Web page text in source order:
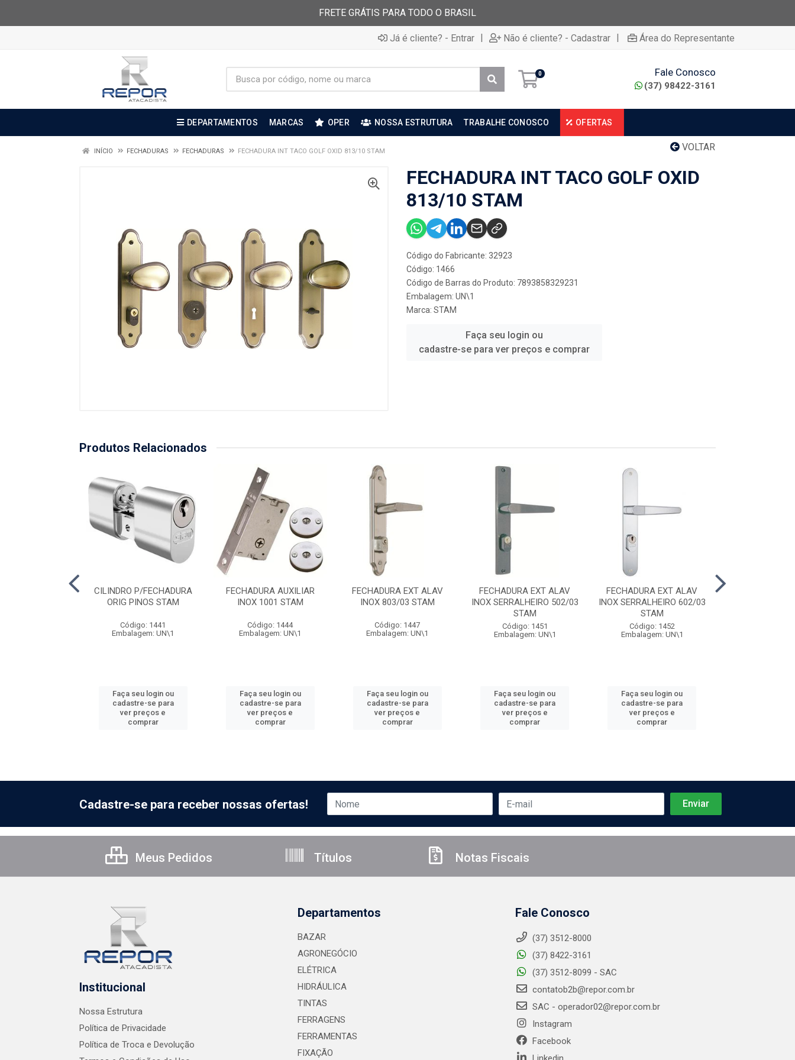
FRETE GRÁTIS PARA TODO O BRASIL
Já é cliente? - Entrar | Não é cliente? - Cadastrar | Área do Representante
0 Fale Conosco
(37) 98422-3161
DEPARTAMENTOS MARCAS OPER NOSSA ESTRUTURA TRABALHE CONOSCO OFERTAS
VOLTAR
INÍCIO FECHADURAS FECHADURAS FECHADURA INT TACO GOLF OXID 813/10 STAM
FECHADURA INT TACO GOLF OXID
813/10 STAM
Código do Fabricante: 32923
Código: 1466
Código de Barras do Produto: 7893858329231
Embalagem: UN\1
Marca: STAM
Faça seu login ou
cadastre-se para ver preços e comprar
Produtos Relacionados
CILINDRO P/FECHADURA
ORIG PINOS STAM
Código: 1441
Embalagem: UN\1
Faça seu login ou
cadastre-se para
ver preços e
comprar
FECHADURA AUXILIAR
INOX 1001 STAM
Código: 1444
Embalagem: UN\1
Faça seu login ou
cadastre-se para
ver preços e
comprar
FECHADURA EXT ALAV
INOX 803/03 STAM
Código: 1447
Embalagem: UN\1
Faça seu login ou
cadastre-se para
ver preços e
comprar
FECHADURA EXT ALAV
INOX SERRALHEIRO 502/03
STAM
Código: 1451
Embalagem: UN\1
Faça seu login ou
cadastre-se para
ver preços e
comprar
FECHADURA EXT ALAV
INOX SERRALHEIRO 602/03
STAM
Código: 1452
Embalagem: UN\1
Faça seu login ou
cadastre-se para
ver preços e
comprar
Cadastre-se para receber nossas ofertas!
Meus Pedidos Títulos Notas Fiscais
Institucional
Nossa Estrutura
Política de Privacidade
Política de Troca e Devolução
Departamentos
BAZAR
AGRONEGÓCIO
ELÉTRICA
HIDRÁULICA
TINTAS
FERRAGENS
FERRAMENTAS
FIXAÇÃO
Fale Conosco
(37) 3512-8000
(37) 8422-3161
(37) 3512-8099 - SAC
contatob2b@repor.com.br
SAC - operador02@repor.com.br
Instagram
Facebook